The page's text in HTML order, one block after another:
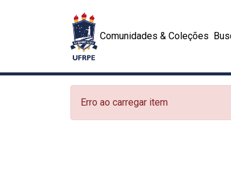
Comunidades & Coleções
Erro ao carregar item